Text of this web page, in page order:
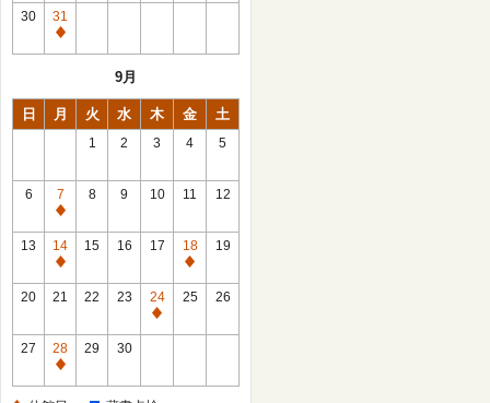
館
日
30
31
休
9月
日 月 火 水 木 金 土
1 2 3 4 5
6
7
休
館
日
8 9 10 11 12
13
14
休
館
15 16 17
18
休
館
19
20 21 22 23
24
休
25 26
27
28
休
29 30